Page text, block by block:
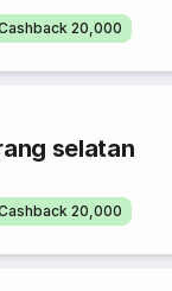
20,000
selatan
20,000